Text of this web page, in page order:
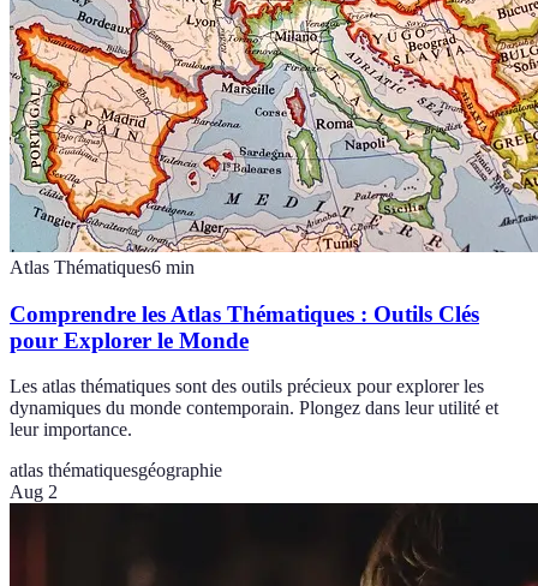
Atlas Thématiques6 min
Comprendre les Atlas Thématiques : Outils Clés
pour Explorer le Monde
Les atlas thématiques sont des outils précieux pour explorer les
dynamiques du monde contemporain. Plongez dans leur utilité et
leur importance.
atlas thématiquesgéographie
Aug 2